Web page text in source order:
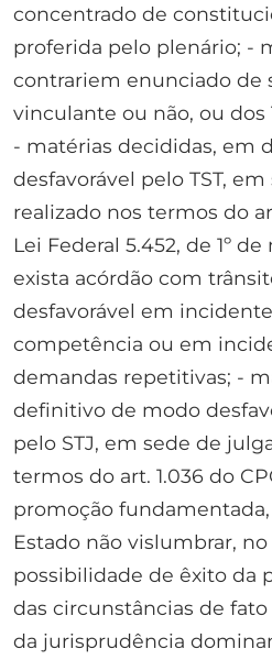
concentrado de
proferida pelo plenário; -
contrariem enunciado de
vinculante ou não, ou dos
- matérias decididas, em
desfavorável pelo TST,
realizado nos termos do
Lei Federal 5.452, de 1º
exista acórdão com
desfavorável em
competência ou em
demandas repetitivas; -
definitivo de modo
pelo STJ, em sede de
termos do art. 1.036 do
promoção
Estado não vislumbrar,
possibilidade de êxito da
das circunstâncias de
da jurisprudência